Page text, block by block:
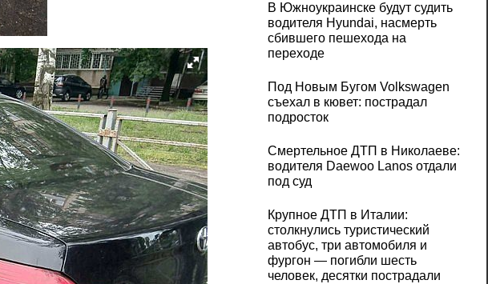
В Южноукраинске будут судить
водителя Hyundai, насмерть
сбившего пешехода на
переходе
Под Новым Бугом Volkswagen
съехал в кювет: пострадал
подросток
Смертельное ДТП в Николаеве:
водителя Daewoo Lanos отдали
под суд
Крупное ДТП в Италии:
столкнулись туристический
автобус, три автомобиля и
фургон — погибли шесть
человек, десятки пострадали